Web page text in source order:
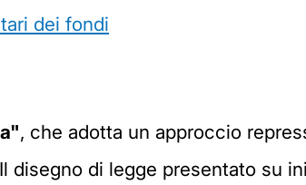
dei fondi
, che adotta un approccio
di legge presentato su